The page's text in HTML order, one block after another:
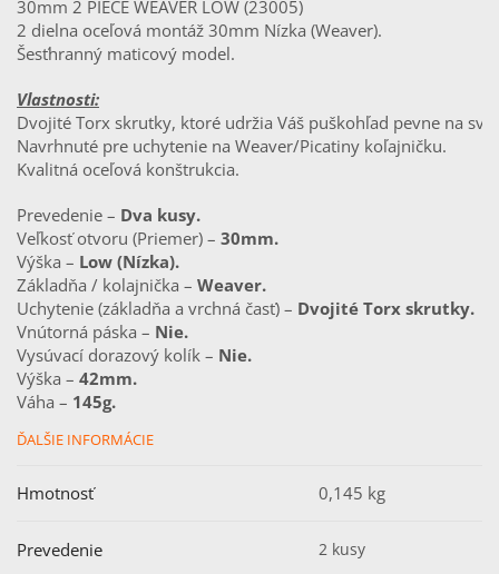
30mm 2 PIECE WEAVER LOW (23005)
2 dielna oceľová montáž 30mm Nízka (Weaver).
Šesťhranný maticový model.
Vlastnosti:
Dvojité Torx skrutky, ktoré udržia Váš puškohľad pevne na
Navrhnuté pre uchytenie na Weaver/Picatiny koľajničku.
Kvalitná oceľová konštrukcia.
Prevedenie – Dva kusy.
Veľkosť otvoru (Priemer) – 30mm.
Výška – Low (Nízka).
Základňa / kolajnička – Weaver.
Uchytenie (základňa a vrchná časť) – Dvojité Torx skrutky.
Vnútorná páska – Nie.
Vysúvací dorazový kolík – Nie.
Výška – 42mm.
Váha – 145g.
ĎALŠIE INFORMÁCIE
Hmotnosť 0,145 kg
Prevedenie 2 kusy